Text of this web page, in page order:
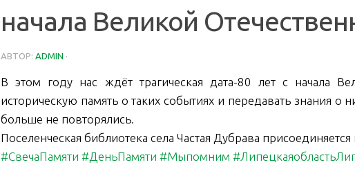
начала Великой
АВТОР: ADMIN ·
В этом году нас ждёт трагическая дата-80 лет с начала
историческую память о таких событиях и передавать знания
больше не повторялись.
Поселенческая библиотека села Частая Дубрава
#СвечаПамяти #ДеньПамяти #Мыпомним